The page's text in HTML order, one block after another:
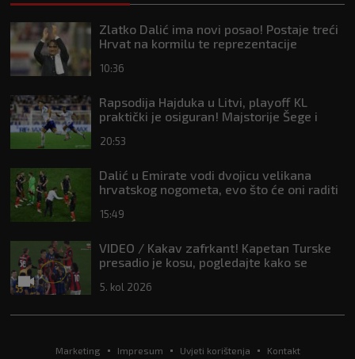
Zlatko Dalić ima novi posao! Postaje treći
Hrvat na kormilu te reprezentacije
10:36
Rapsodija Hajduka u Litvi, playoff KL
praktički je osiguran! Majstorije Šege i
20:53
Dalić u Emirate vodi dvojicu velikana
hrvatskog nogometa, evo što će oni raditi
15:49
VIDEO / Kakav zafrkant! Kapetan Turske
presadio je kosu, pogledajte kako se
5. kol 2026
Marketing Impresum Uvjeti korištenja Kontakt